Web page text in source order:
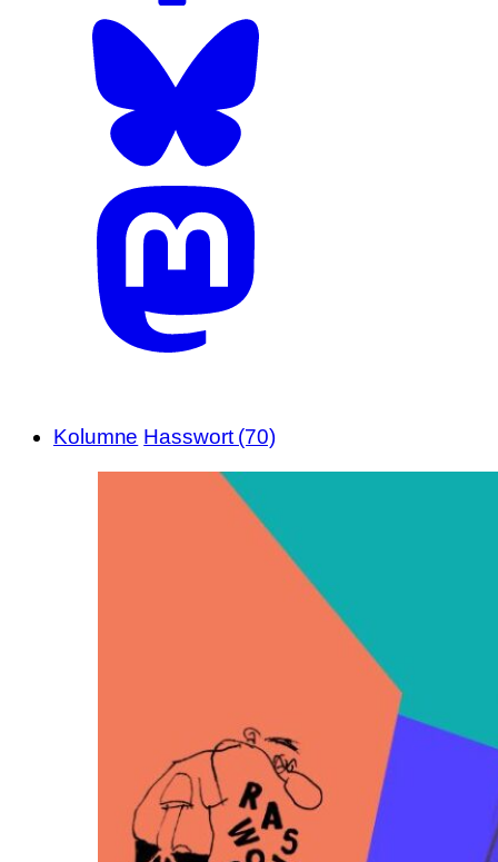
Kolumne Hasswort (70)